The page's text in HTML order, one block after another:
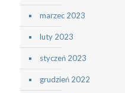
marzec 2023
luty 2023
styczeń 2023
grudzień 2022